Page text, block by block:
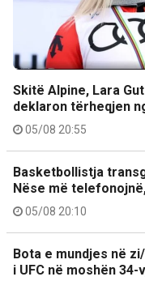
Skitë Alpine, Lara
deklaron tërheqjen
05/08 20:55
Basketbollistja
Nëse më
05/08 20:10
Bota e mundjes në
i UFC në moshën